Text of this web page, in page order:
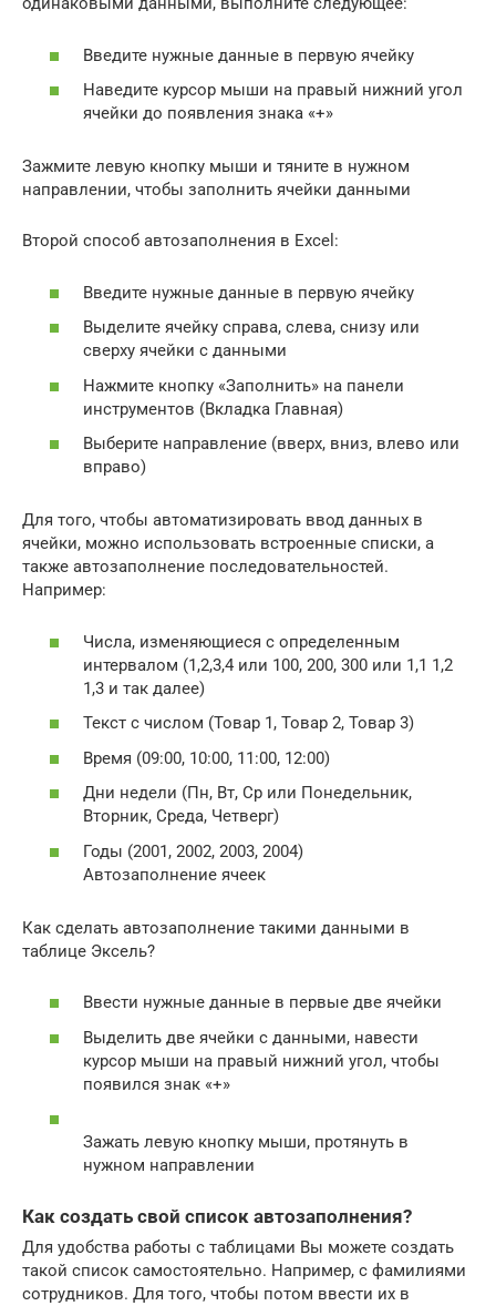
Введите нужные данные в первую ячейку
Наведите курсор мыши на правый нижний угол
ячейки до появления знака «+»
Зажмите левую кнопку мыши и тяните в нужном
направлении, чтобы заполнить ячейки данными
Второй способ автозаполнения в Excel:
Введите нужные данные в первую ячейку
Выделите ячейку справа, слева, снизу или
сверху ячейки с данными
Нажмите кнопку «Заполнить» на панели
инструментов (Вкладка Главная)
Выберите направление (вверх, вниз, влево или
вправо)
Для того, чтобы автоматизировать ввод данных в
ячейки, можно использовать встроенные списки, а
также автозаполнение последовательностей.
Например:
Числа, изменяющиеся с определенным
интервалом (1,2,3,4 или 100, 200, 300 или 1,1 1,2
1,3 и так далее)
Текст с числом (Товар 1, Товар 2, Товар 3)
Время (09:00, 10:00, 11:00, 12:00)
Дни недели (Пн, Вт, Ср или Понедельник,
Вторник, Среда, Четверг)
Годы (2001, 2002, 2003, 2004)
Автозаполнение ячеек
Как сделать автозаполнение такими данными в
таблице Эксель?
Ввести нужные данные в первые две ячейки
Выделить две ячейки с данными, навести
курсор мыши на правый нижний угол, чтобы
появился знак «+»
Зажать левую кнопку мыши, протянуть в
нужном направлении
Как создать свой список автозаполнения?
Для удобства работы с таблицами Вы можете создать
такой список самостоятельно. Например, с фамилиями
сотрудников. Для того, чтобы потом ввести их в